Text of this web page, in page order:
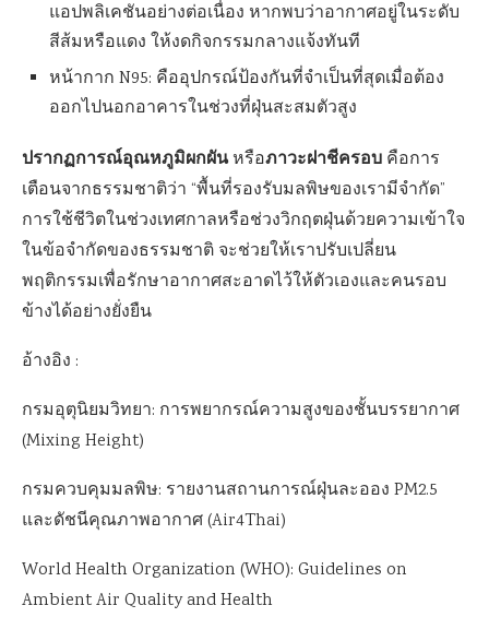
แอปพลิเคชันอย่างต่อเนื่อง หากพบว่าอากาศอยู่ในระดับ
สีส้มหรือแดง ให้งดกิจกรรมกลางแจ้งทันที
หน้ากาก N95: คืออุปกรณ์ป้องกันที่จำเป็นที่สุดเมื่อต้อง
ออกไปนอกอาคารในช่วงที่ฝุ่นสะสมตัวสูง
ปรากฏการณ์อุณหภูมิผกผันหรือภาวะฝาชีครอบ คือการ
เตือนจากธรรมชาติว่า “พื้นที่รองรับมลพิษของเรามีจำกัด”
การใช้ชีวิตในช่วงเทศกาลหรือช่วงวิกฤตฝุ่นด้วยความเข้าใจ
ในข้อจำกัดของธรรมชาติ จะช่วยให้เราปรับเปลี่ยน
พฤติกรรมเพื่อรักษาอากาศสะอาดไว้ให้ตัวเองและคนรอบ
ข้างได้อย่างยั่งยืน
อ้างอิง :
กรมอุตุนิยมวิทยา: การพยากรณ์ความสูงของชั้นบรรยากาศ
(Mixing Height)
กรมควบคุมมลพิษ: รายงานสถานการณ์ฝุ่นละออง PM2.5
และดัชนีคุณภาพอากาศ (Air4Thai)
World Health Organization (WHO): Guidelines on
Ambient Air Quality and Health